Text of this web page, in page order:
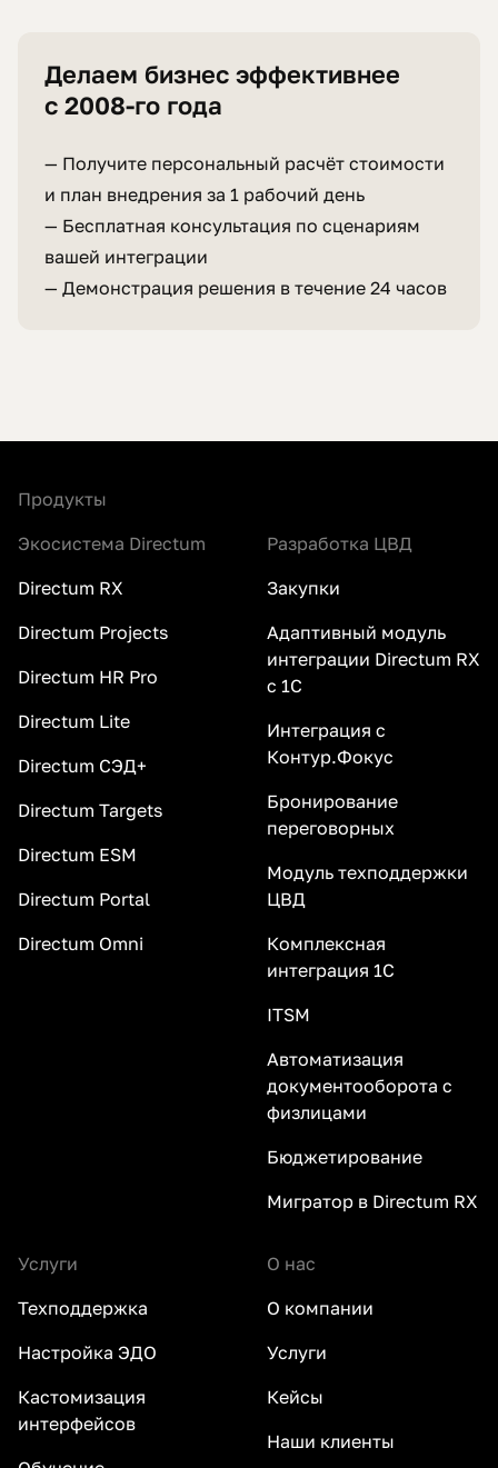
Делаем бизнес эффективнее
с 2008-го года
— Получите персональный расчёт стоимости
и план внедрения за 1 рабочий день
— Бесплатная консультация по сценариям
вашей интеграции
— Демонстрация решения в течение 24 часов
Продукты
Экосистема Directum
Directum RX
Directum Projects
Directum HR Pro
Directum Lite
Directum СЭД+
Directum Targets
Directum ESM
Directum Portal
Directum Omni
Разработка ЦВД
Закупки
Адаптивный модуль
интеграции Directum RX
с 1С
Интеграция с
Контур.Фокус
Бронирование
переговорных
Модуль техподдержки
ЦВД
Комплексная
интеграция 1С
ITSM
Автоматизация
документооборота с
физлицами
Бюджетирование
Мигратор в Directum RX
Услуги
Техподдержка
Настройка ЭДО
Кастомизация
интерфейсов
О нас
О компании
Услуги
Кейсы
Наши клиенты